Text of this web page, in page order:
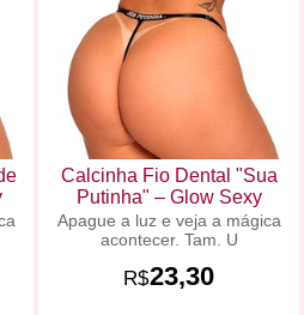
Calcinha Fio Dental "Sua
Putinha" – Glow Sexy
Apague a luz e veja a mágica
acontecer. Tam. U
R$23,30